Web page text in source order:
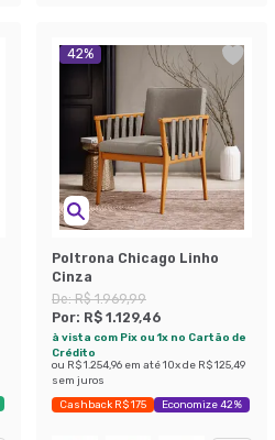
42%
Poltrona Chicago Linho
Cinza
De:R$ 1.969,99
Por: R$ 1.129,46
à vista com Pix ou 1x no Cartão de
Crédito
ou R$ 1.254,96 em até10x de R$ 125,49
sem juros
Cashback R$ 175 Economize 42%